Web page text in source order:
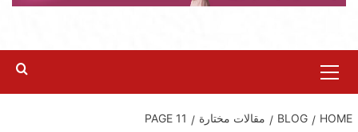
Menu
HOME
BLOG مقالات مختارة PAGE 11